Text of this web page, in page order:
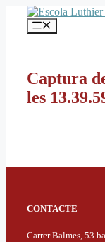
contingut
Menú
Captura
les
CONTACTE
Carrer Balmes, 53